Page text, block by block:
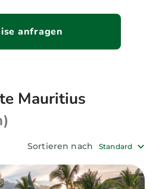
sowohlbei Familien
, Golfern und
an top Hotels mit Pool,
& vielfältigem
deine individuelle Reise
Experten.
anfragen
Mauritius
Sortieren nach Standard